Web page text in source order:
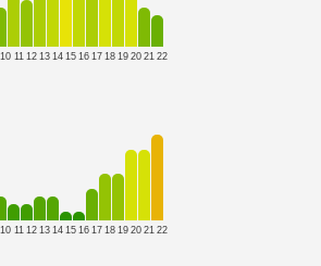
10 11 12 13 14 15 16 17 18 19 20 21 22
10 11 12 13 14 15 16 17 18 19 20 21 22